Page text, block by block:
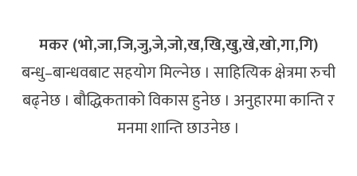
मकर (भो,जा,जि,जु,जे,जो,ख,खि,खु,खे,खो,गा,गि)
बन्धु–बान्धवबाट सहयोग मिल्नेछ । साहित्यिक क्षेत्रमा रुची
बढ्नेछ । बौद्धिकताको विकास हुनेछ । अनुहारमा कान्ति र
मनमा शान्ति छाउनेछ ।